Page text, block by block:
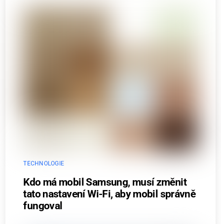
TECHNOLOGIE
Kdo má mobil Samsung, musí změnit
tato nastavení Wi-Fi, aby mobil správně
fungoval